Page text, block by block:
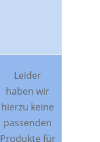
Leider
haben wir
hierzu keine
passenden
Produkte für